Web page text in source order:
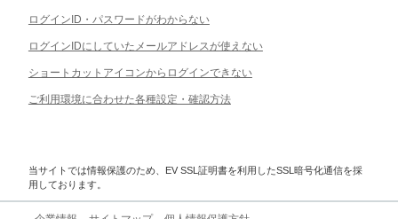
ログインID・パスワードがわからない
ログインIDにしていたメールアドレスが使えない
ショートカットアイコンからログインできない
ご利用環境に合わせた各種設定・確認方法
当サイトでは情報保護のため、EV SSL証明書を利用したSSL暗号化通信を採
用しております。